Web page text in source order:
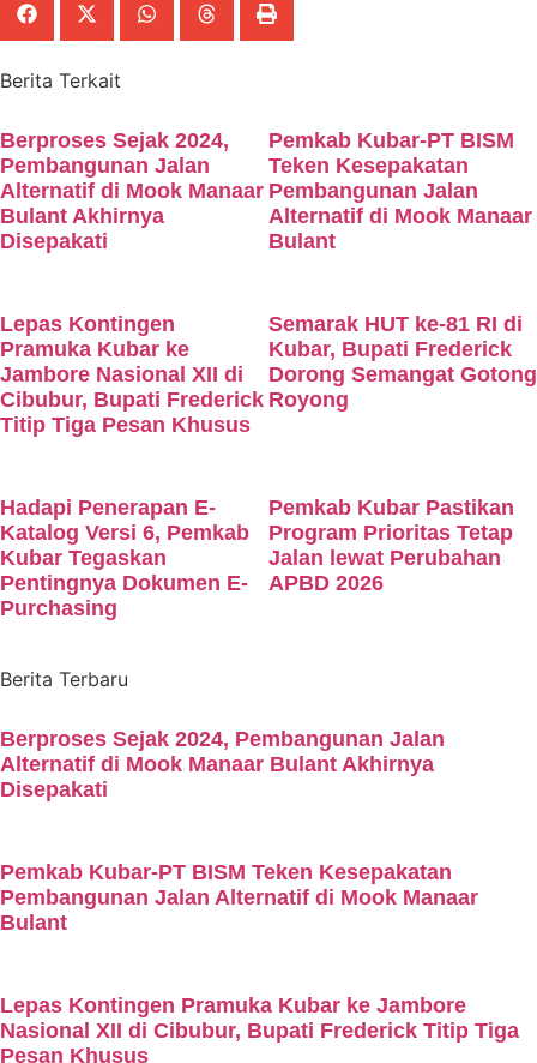
Berita Terkait
Berproses Sejak 2024,
Pembangunan Jalan
Alternatif di Mook Manaar
Bulant Akhirnya
Disepakati
Pemkab Kubar-PT BISM
Teken Kesepakatan
Pembangunan Jalan
Alternatif di Mook Manaar
Bulant
Lepas Kontingen
Pramuka Kubar ke
Jambore Nasional XII di
Cibubur, Bupati Frederick
Titip Tiga Pesan Khusus
Semarak HUT ke-81 RI di
Kubar, Bupati Frederick
Dorong Semangat Gotong
Royong
Hadapi Penerapan E-
Katalog Versi 6, Pemkab
Kubar Tegaskan
Pentingnya Dokumen E-
Purchasing
Pemkab Kubar Pastikan
Program Prioritas Tetap
Jalan lewat Perubahan
APBD 2026
Berita Terbaru
Berproses Sejak 2024, Pembangunan Jalan
Alternatif di Mook Manaar Bulant Akhirnya
Disepakati
Pemkab Kubar-PT BISM Teken Kesepakatan
Pembangunan Jalan Alternatif di Mook Manaar
Bulant
Lepas Kontingen Pramuka Kubar ke Jambore
Nasional XII di Cibubur, Bupati Frederick Titip Tiga
Pesan Khusus